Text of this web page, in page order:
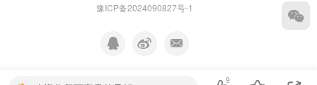
豫ICP备2024090827号-1
9